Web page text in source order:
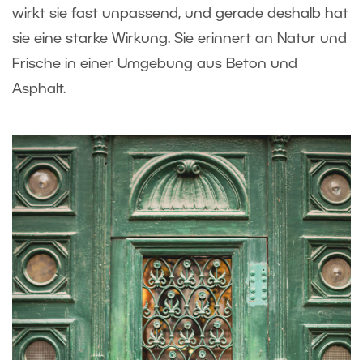
wirkt sie fast unpassend, und gerade deshalb hat
sie eine starke Wirkung. Sie erinnert an Natur und
Frische in einer Umgebung aus Beton und
Asphalt.